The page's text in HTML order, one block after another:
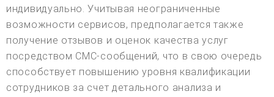
индивидуально. Учитывая неограниченные
возможности сервисов, предполагается также
получение отзывов и оценок качества услуг
посредством СМС-сообщений, что в свою очередь
способствует повышению уровня квалификации
сотрудников за счет детального анализа и